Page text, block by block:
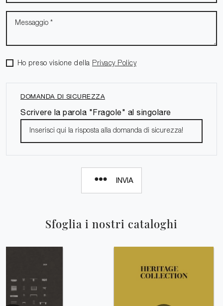
Sfoglia i nostri cataloghi
Ho preso visione della Privacy Policy
DOMANDA DI SICUREZZA
Scrivere la parola "Fragole" al singolare
INVIA